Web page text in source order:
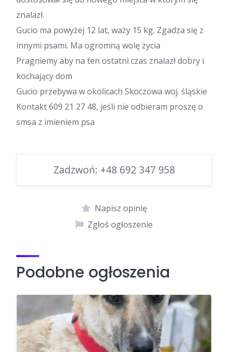
znalazł.
Gucio ma powyżej 12 lat, waży 15 kg. Zgadza się z
innymi psami. Ma ogromną wolę życia
Pragniemy aby na ten ostatni czas znalazł dobry i
kochający dom
Gucio przebywa w okolicach Skoczowa woj. śląskie
Kontakt 609 21 27 48, jeśli nie odbieram proszę o
smsa z imieniem psa
Zadzwoń: +48 692 347 958
Napisz opinię
Zgłoś ogłoszenie
Podobne ogłoszenia